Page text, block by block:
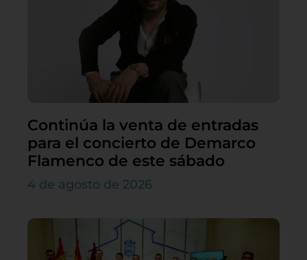
Continúa la venta de entradas
para el concierto de Demarco
Flamenco de este sábado
4 de agosto de 2026